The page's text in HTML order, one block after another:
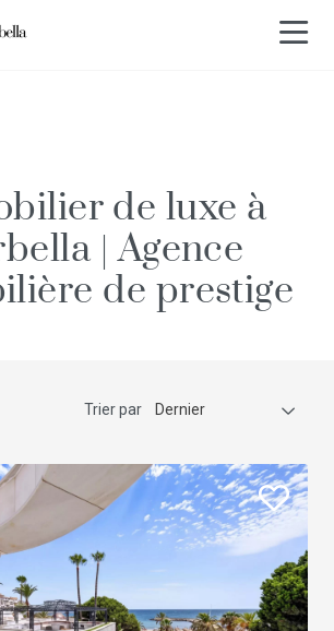
de luxe à
| Agence
de prestige
Trier par Dernier